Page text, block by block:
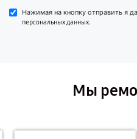
Нажимая на кнопку отправить я
персональных данных.
Мы